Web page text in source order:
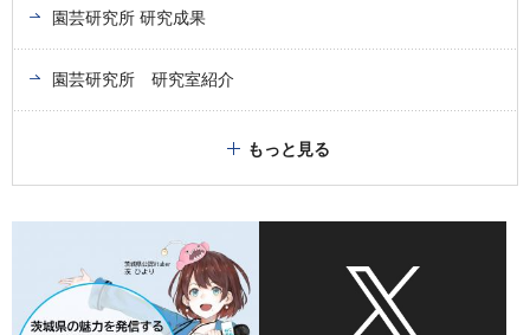
園芸研究所 研究成果
園芸研究所 研究室紹介
もっと見る